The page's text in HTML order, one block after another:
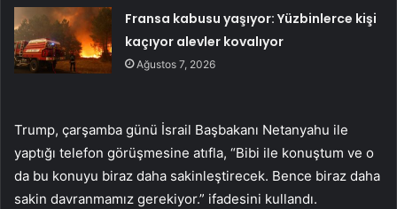
Fransa kabusu yaşıyor: Yüzbinlerce kişi
kaçıyor alevler kovalıyor
Ağustos 7, 2026
Trump, çarşamba günü İsrail Başbakanı Netanyahu ile
yaptığı telefon görüşmesine atıfla, “Bibi ile konuştum ve o
da bu konuyu biraz daha sakinleştirecek. Bence biraz daha
sakin davranmamız gerekiyor.” ifadesini kullandı.